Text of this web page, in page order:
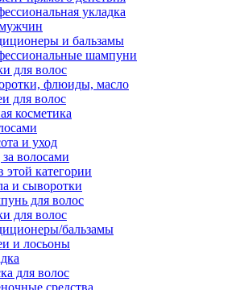
укладка
и бальзамы
шампуни
для волос
флюиды, масло
для волос
косметика
и уход
волосами
этой категории
и сыворотки
для волос
для волос
бальзамы
и лосьоны
для волос
средства